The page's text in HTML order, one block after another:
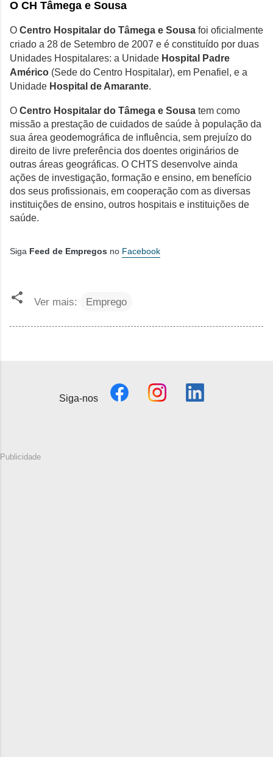
O CH Tâmega e Sousa
O Centro Hospitalar do Tâmega e Sousa foi oficialmente
criado a 28 de Setembro de 2007 e é constituído por duas
Unidades Hospitalares: a Unidade Hospital Padre
Américo (Sede do Centro Hospitalar), em Penafiel, e a
Unidade Hospital de Amarante.
O Centro Hospitalar do Tâmega e Sousa tem como
missão a prestação de cuidados de saúde à população da
sua área geodemográfica de influência, sem prejuízo do
direito de livre preferência dos doentes originários de
outras áreas geográficas. O CHTS desenvolve ainda
ações de investigação, formação e ensino, em benefício
dos seus profissionais, em cooperação com as diversas
instituições de ensino, outros hospitais e instituições de
saúde.
Siga Feed de Empregos no Facebook
Ver mais: Emprego
Siga-nos
Publicidade